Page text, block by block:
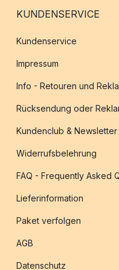
KUNDENSERVICE
Kundenservice
Impressum
Info - Retouren und
Rücksendung oder
Kundenclub & Newsletter
Widerrufsbelehrung
FAQ - Frequently Asked
Lieferinformation
Paket verfolgen
AGB
Datenschutz